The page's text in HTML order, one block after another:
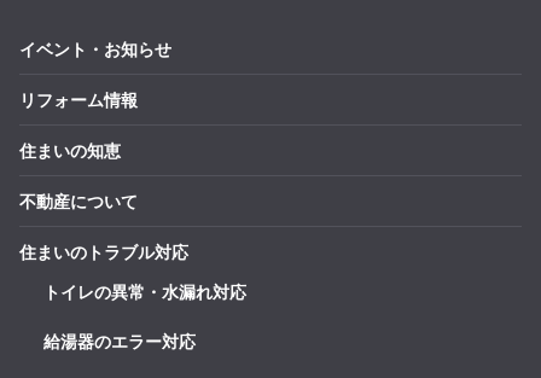
イベント・お知らせ
リフォーム情報
住まいの知恵
不動産について
住まいのトラブル対応
トイレの異常・水漏れ対応
給湯器のエラー対応